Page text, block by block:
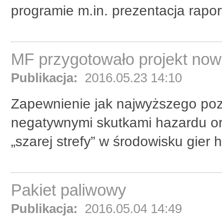
programie m.in. prezentacja
MF przygotowało projekt
Publikacja: 2016.05.23 14:10
Zapewnienie jak najwyższego
negatywnymi skutkami hazardu
„szarej strefy” w środowisku gier
Pakiet paliwowy
Publikacja: 2016.05.04 14:49